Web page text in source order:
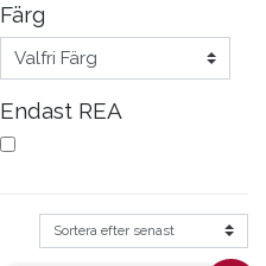
Färg
Endast REA